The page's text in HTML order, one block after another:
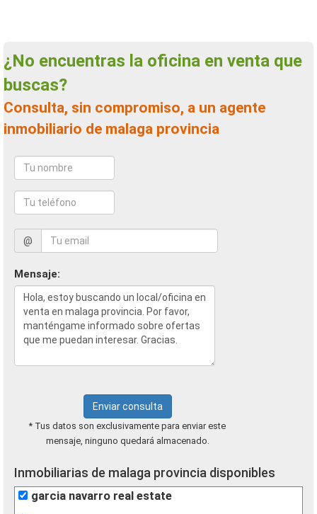
¿No encuentras la oficina en venta que
buscas?
Consulta, sin compromiso, a un agente
inmobiliario de malaga provincia
@
Mensaje:
Enviar consulta
* Tus datos son exclusivamente para enviar este
mensaje, ninguno quedará almacenado.
Inmobiliarias de malaga provincia disponibles
garcia navarro real estate